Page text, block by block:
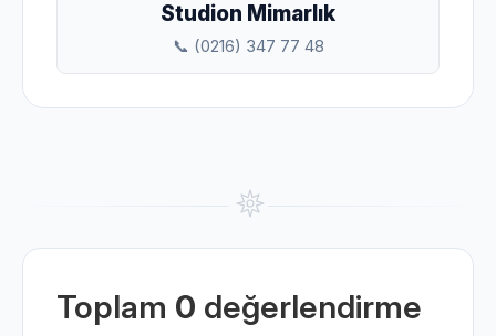
Studion Mimarlık
📞 (0216) 347 77 48
Toplam 0 değerlendirme